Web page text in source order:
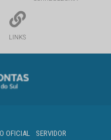
LINKS
OFICIAL
SERVIDOR